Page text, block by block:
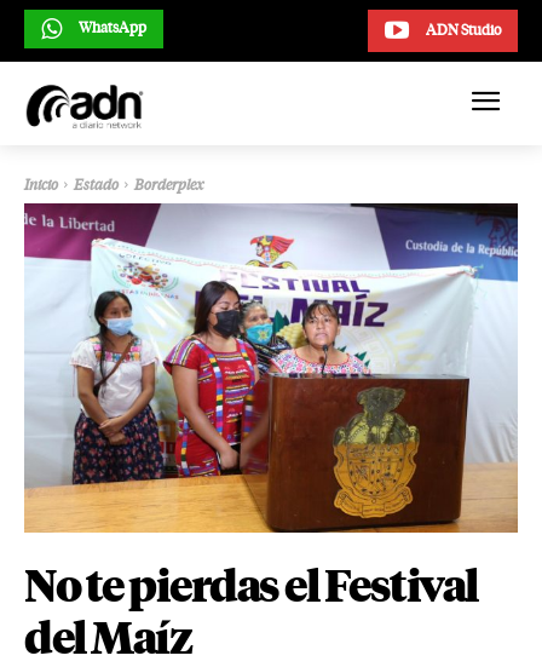
ADN Studio
WhatsApp
Inicio Estado Borderplex
No te pierdas el Festival
del Maíz